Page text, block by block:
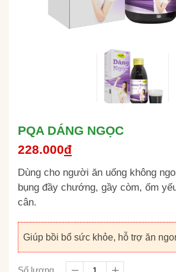
PQA DÁNG NGỌC
228.000đ
Dùng cho người ăn uống không
bụng đầy chướng, gầy còm, ốm
cân.
Giúp bồi bổ sức khỏe, hỗ trợ ăn